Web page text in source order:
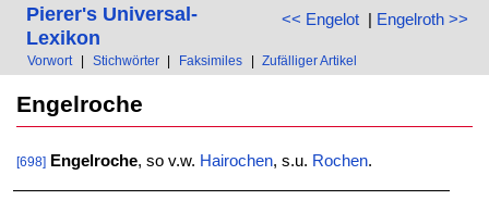
<< Engelot| Engelroth >>
Pierer's Universal-
Lexikon
Vorwort Stichwörter Faksimiles Zufälliger Artikel
Engelroche
[698] Engelroche, so v.w. Hairochen, s.u. Rochen.